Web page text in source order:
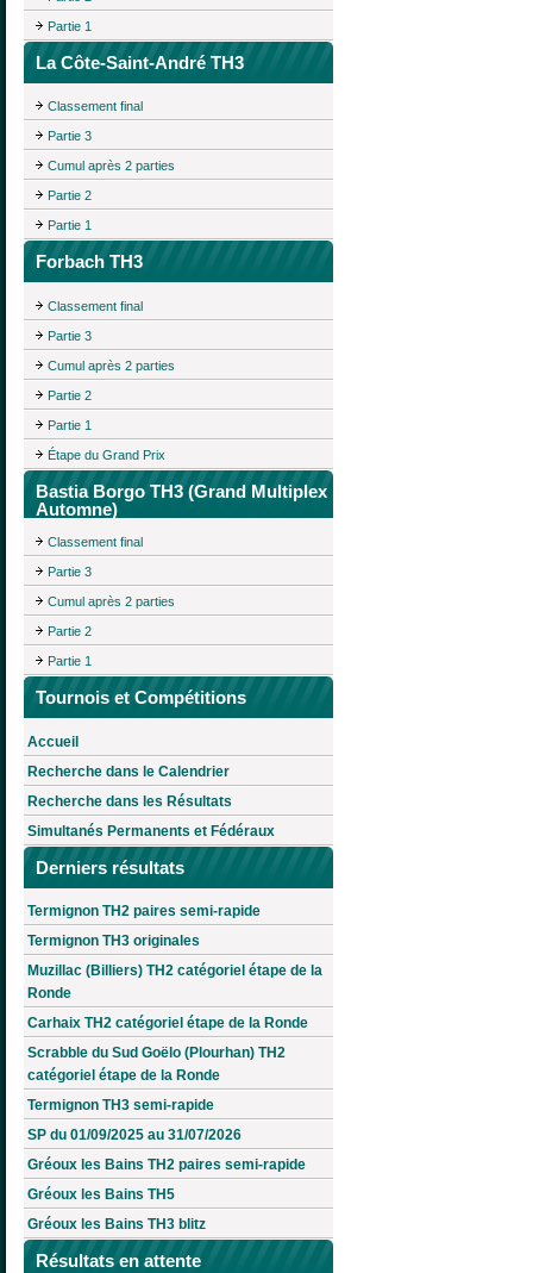
Partie 1
La Côte-Saint-André TH3
Classement final
Partie 3
Cumul après 2 parties
Partie 2
Partie 1
Forbach TH3
Classement final
Partie 3
Cumul après 2 parties
Partie 2
Partie 1
Étape du Grand Prix
Bastia Borgo TH3 (Grand Multiplex
Automne)
Classement final
Partie 3
Cumul après 2 parties
Partie 2
Partie 1
Tournois et Compétitions
Accueil
Recherche dans le Calendrier
Recherche dans les Résultats
Simultanés Permanents et Fédéraux
Derniers résultats
Termignon TH2 paires semi-rapide
Termignon TH3 originales
Muzillac (Billiers) TH2 catégoriel étape de la
Ronde
Carhaix TH2 catégoriel étape de la Ronde
Scrabble du Sud Goëlo (Plourhan) TH2
catégoriel étape de la Ronde
Termignon TH3 semi-rapide
SP du 01/09/2025 au 31/07/2026
Gréoux les Bains TH2 paires semi-rapide
Gréoux les Bains TH5
Gréoux les Bains TH3 blitz
Résultats en attente